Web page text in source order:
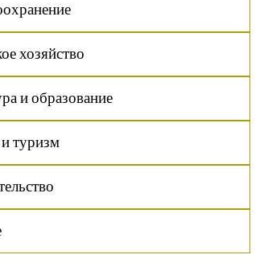
хозяйство
и образование
туризм